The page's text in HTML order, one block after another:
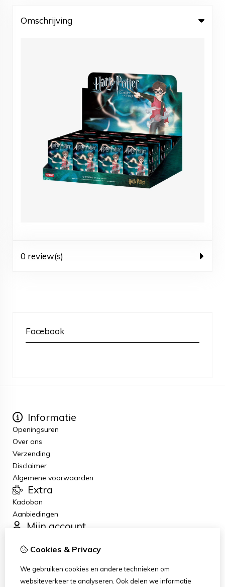
Omschrijving
0 review(s)
Facebook
Informatie
Openingsuren
Over ons
Verzending
Disclaimer
Algemene voorwaarden
Extra
Kadobon
Aanbiedingen
Mijn account
Bestelhistorie
Nieuwsbrief
Cookies & Privacy
We gebruiken cookies en andere technieken om
websiteverkeer te analyseren. Ook delen we informatie